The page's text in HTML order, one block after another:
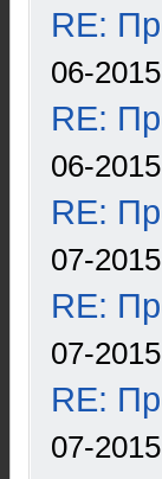
RE:
06-
RE:
06-
RE:
07-
RE:
07-
RE:
07-